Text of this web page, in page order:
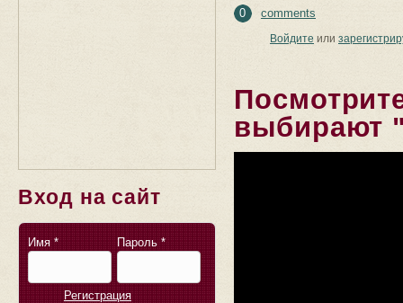
Вход на сайт
Имя * Пароль *
Регистрация
0 comments
Войдите или
выбирают